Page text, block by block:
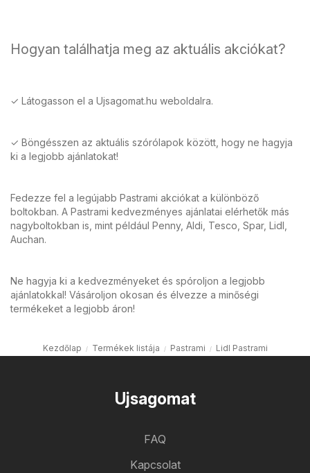
Hogyan találhatja meg az aktuális akciókat?
✓ Látogasson el a Ujsagomat.hu weboldalra.
✓ Böngésszen az aktuális szórólapok között, hogy ne hagyja
ki a legjobb ajánlatokat!
Fedezze fel a legújabb Pastrami akciókat a különböző
boltokban. A Pastrami kedvezményes ajánlatai elérhetők más
nagyboltokban is, mint például Penny, Aldi, Tesco, Spar, Lidl,
Auchan.
Ne hagyja ki a kedvezményeket és spóroljon a legjobb
ajánlatokkal! Vásároljon okosan és élvezze a minőségi
termékeket a legjobb áron!
Kezdőlap Termékek listája Pastrami Lidl Pastrami
Ujsagomat
FAQ
Kapcsolat